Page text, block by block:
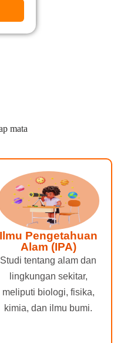
mata
Ilmu Pengetahuan
Alam (IPA)
Studi tentang alam dan
lingkungan sekitar,
meliputi biologi, fisika,
kimia, dan ilmu bumi.